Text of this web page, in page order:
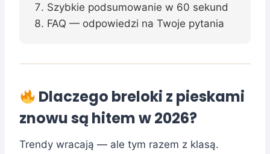
Szybkie podsumowanie w 60 sekund
FAQ — odpowiedzi na Twoje pytania
Dlaczego breloki z pieskami
znowu są hitem w 2026?
Trendy wracają — ale tym razem z klasą.